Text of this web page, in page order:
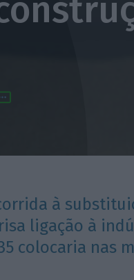
à
ligação à
colocaria nas